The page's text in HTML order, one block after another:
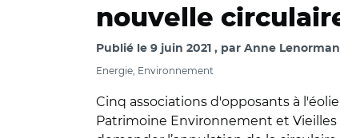
nouvelle
Publié le 9 juin 2021 par Anne
Energie, Environnement
Cinq associations d'opposants à
Patrimoine Environnement et Vieilles